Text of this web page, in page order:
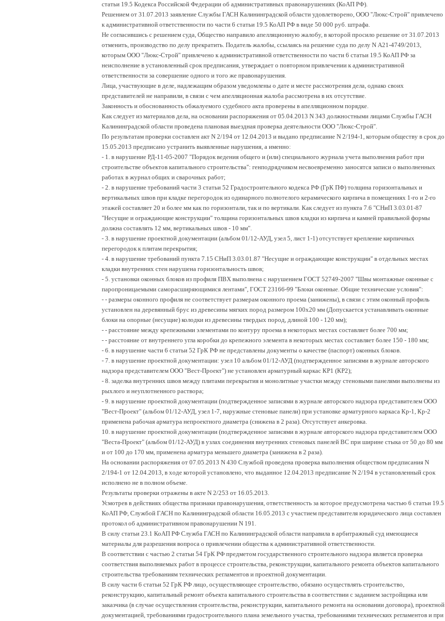
статьи 19.5 Кодекса Российской Федерации об административных правонарушениях (КоАП РФ).
Решением от 31.07.2013 заявление Службы ГАСН Калининградской области удовлетворено, ООО "Люкс-Строй" привлечено
к административной ответственности по части 6 статьи 19.5 КоАП РФ в виде 50 000 руб. штрафа.
Не согласившись с решением суда, Общество направило апелляционную жалобу, в которой просило решение от 31.07.2013
отменить, производство по делу прекратить. Податель жалобы, ссылаясь на решение суда по делу N А21-4749/2013,
которым ООО "Люкс-Строй" привлечено к административной ответственности по части 6 статьи 19.5 КоАП РФ за
неисполнение в установленный срок предписания, утверждает о повторном привлечении к административной
ответственности за совершение одного и того же правонарушения.
Лица, участвующие в деле, надлежащим образом уведомлены о дате и месте рассмотрения дела, однако своих
представителей не направили, в связи с чем апелляционная жалоба рассмотрена в их отсутствие.
Законность и обоснованность обжалуемого судебного акта проверены в апелляционном порядке.
Как следует из материалов дела, на основании распоряжения от 05.04.2013 N 343 должностными лицами Службы ГАСН
Калининградской области проведена плановая выездная проверка деятельности ООО "Люкс-Строй".
По результатам проверки составлен акт N 2/194 от 12.04.2013 и выдано предписание N 2/194-1, которым обществу в срок до
15.05.2013 предписано устранить выявленные нарушения, а именно:
- 1. в нарушение РД-11-05-2007 "Порядок ведения общего и (или) специального журнала учета выполнения работ при
строительстве объектов капитального строительства": генподрядчиком несвоевременно заносятся записи о выполненных
работах в журнал общих и сварочных работ;
- 2. в нарушение требований части 3 статьи 52 Градостроительного кодекса РФ (ГрК ПФ) толщина горизонтальных и
вертикальных швов при кладке перегородок из одинарного полнотелого керамического кирпича в помещениях 1-го и 2-го
этажей составляет 20 и более мм как по горизонтали, так и по вертикали. Как следует из пункта 7.6 "СНиП 3.03.01-87
"Несущие и ограждающие конструкции" толщина горизонтальных швов кладки из кирпича и камней правильной формы
должна составлять 12 мм, вертикальных швов - 10 мм".
- 3. в нарушение проектной документации (альбом 01/12-АУД, узел 5, лист 1-1) отсутствует крепление кирпичных
перегородок к плитам перекрытия;
- 4. в нарушение требований пункта 7.15 СНиП 3.03.01.87 "Несущие и ограждающие конструкции" в отдельных местах
кладки внутренних стен нарушена горизонтальность швов;
- 5. установки оконных блоков из профиля ПВХ выполнена с нарушением ГОСТ 52749-2007 "Швы монтажные оконные с
паропроницаемыми саморасширяющимися лентами", ГОСТ 23166-99 "Блоки оконные. Общие технические условия":
- - размеры оконного профиля не соответствует размерам оконного проема (занижены), в связи с этим оконный профиль
установлен на деревянный брус из древесины мягких пород размером 100х20 мм (Допускается устанавливать оконные
блоки на опорные (несущие) колодки из древесины твердых пород, длиной 100 - 120 мм);
- - расстояние между крепежными элементами по контуру проема в некоторых местах составляет более 700 мм;
- - расстояние от внутреннего угла коробки до крепежного элемента в некоторых местах составляет более 150 - 180 мм;
- 6. в нарушение части 6 статьи 52 ГрК РФ не представлены документы о качестве (паспорт) оконных блоков.
- 7. в нарушение проектной документации: узел 10 альбом 01/12-АУД (подтвержденное записями в журнале авторского
надзора представителем ООО "Вест-Проект") не установлен арматурный каркас КР1 (КР2);
- 8. заделка внутренних швов между плитами перекрытия и монолитные участки между стеновыми панелями выполнены из
рыхлого и неуплотненного раствора;
- 9. в нарушение проектной документации (подтвержденное записями в журнале авторского надзора представителем ООО
"Вест-Проект" (альбом 01/12-АУД, узел 1-7, наружные стеновые панели) при установке арматурного каркаса Кр-1, Кр-2
применена рабочая арматура непроектного диаметра (снижена в 2 раза). Отсутствует анкеровка.
10. в нарушение проектной документации (подтвержденное записями в журнале авторского надзора представителем ООО
"Веста-Проект" (альбом 01/12-АУД) в узлах соединения внутренних стеновых панелей ВС при ширине стыка от 50 до 80 мм
и от 100 до 170 мм, применена арматура меньшего диаметра (занижена в 2 раза).
На основании распоряжения от 07.05.2013 N 430 Службой проведена проверка выполнения обществом предписания N
2/194-1 от 12.04.2013, в ходе которой установлено, что выданное 12.04.2013 предписание N 2/194 в установленный срок
исполнено не в полном объеме.
Результаты проверки отражены в акте N 2/253 от 16.05.2013.
Усмотрев в действиях общества признаки правонарушения, ответственность за которое предусмотрена частью 6 статьи 19.5
КоАП РФ, Службой ГАСН по Калининградской области 16.05.2013 с участием представителя юридического лица составлен
протокол об административном правонарушении N 191.
В силу статьи 23.1 КоАП РФ Служба ГАСН по Калининградской области направила в арбитражный суд имеющиеся
материалы для разрешения вопроса о привлечении общества к административной ответственности.
В соответствии с частью 2 статьи 54 ГрК РФ предметом государственного строительного надзора является проверка
соответствия выполняемых работ в процессе строительства, реконструкции, капитального ремонта объектов капитального
строительства требованиям технических регламентов и проектной документации.
В силу части 6 статьи 52 ГрК РФ лицо, осуществляющее строительство, обязано осуществлять строительство,
реконструкцию, капитальный ремонт объекта капитального строительства в соответствии с заданием застройщика или
заказчика (в случае осуществления строительства, реконструкции, капитального ремонта на основании договора), проектной
документацией, требованиями градостроительного плана земельного участка, требованиями технических регламентов и при